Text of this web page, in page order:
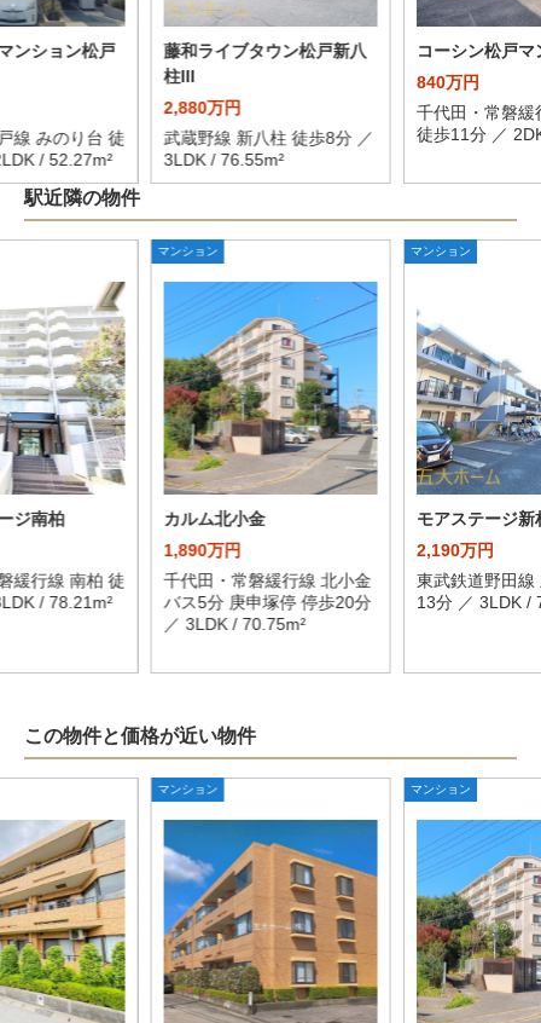
ンション松戸
線 みのり台 徒
/ 52.27m²
藤和ライブタウン松戸新八
柱III
2,880万円
武蔵野線 新八柱 徒歩8分 ／
3LDK / 76.55m²
コーシン松戸マ
840万円
千代田・常磐緩
徒歩11分 ／
駅近隣の物件
ジ南柏
緩行線 南柏 徒
/ 78.21m²
マンション
カルム北小金
1,890万円
千代田・常磐緩行線 北小金
バス5分 庚申塚停 停歩20分
／ 3LDK / 70.75m²
マンション
モアステージ新
2,190万円
東武鉄道野田線
13分 ／ 3LDK /
この物件と価格が近い物件
マンション マンション